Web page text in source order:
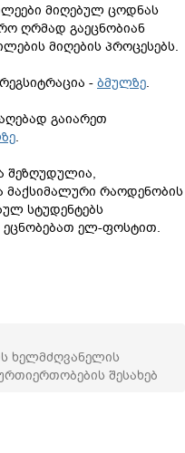
მიღებულ ცოდნას
ღრმად გაეცნობიან
მიღების პროცესებს.
- ბმულზე.
გაიარეთ
.
შეზღუდულია,
მაქსიმალური რაოდენობის
სტუდენტებს
ეცნობებათ ელ-ფოსტით.
ხელმძღვანელის
შესახებ